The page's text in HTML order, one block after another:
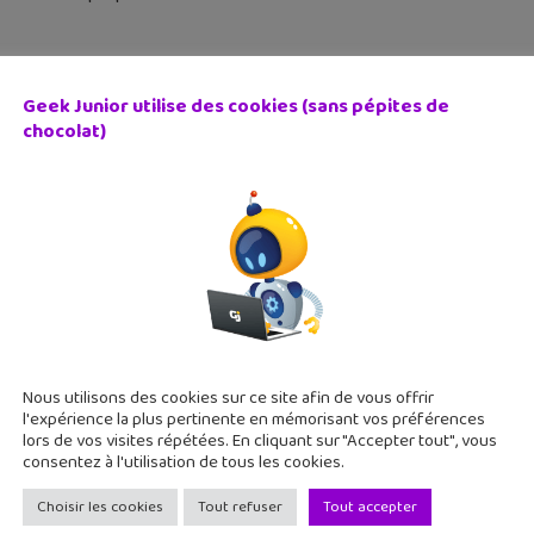
6S, iPad Pro et Apple TV : Apple présente ses
de rentrée d'Apple a présenté ses nouveautés : iPhone
iPhone sera disponible le 25 septembre. L'iPhone 6S et 6S
: quand la dictée devient plus rigolote avec Twitter
Geek Junior utilise des cookies (sans pépites de
chocolat)
Nous utilisons des cookies sur ce site afin de vous offrir
l'expérience la plus pertinente en mémorisant vos préférences
lors de vos visites répétées. En cliquant sur "Accepter tout", vous
consentez à l'utilisation de tous les cookies.
Choisir les cookies Tout refuser Tout accepter